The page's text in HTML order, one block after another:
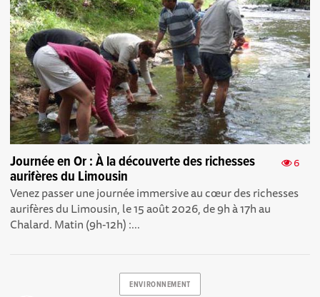
6
Journée en Or : À la découverte des richesses
aurifères du Limousin
Venez passer une journée immersive au cœur des richesses
aurifères du Limousin, le 15 août 2026, de 9h à 17h au
Chalard. Matin (9h-12h) :...
ENVIRONNEMENT